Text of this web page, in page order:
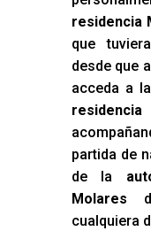
residencia
que
desde que
acceda a
partida de
de la
Molares
cualquiera